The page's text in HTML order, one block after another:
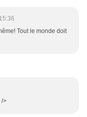
Tout le monde doit
/>